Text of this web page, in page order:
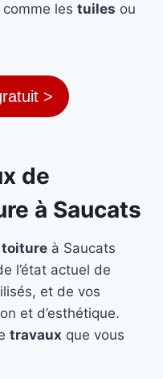
les tuiles ou
>
de
à Saucats
toiture à Saucats
l’état actuel de
et de vos
et d’esthétique.
travaux que vous